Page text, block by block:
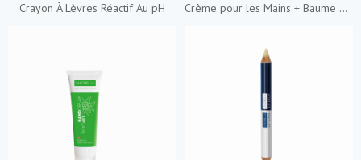
Crayon À Lèvres Réactif Au pH Crème pour les Mains + Baume à lèvres